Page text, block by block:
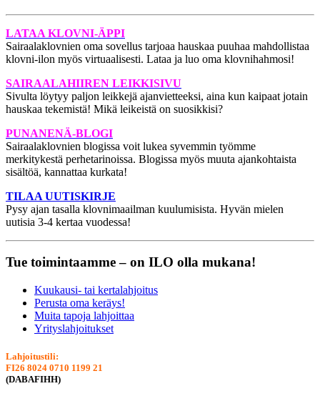
LATAA KLOVNI-ÄPPI
Sairaalaklovnien oma sovellus tarjoaa hauskaa puuhaa mahdollistaa
klovni-ilon myös virtuaalisesti. Lataa ja luo oma klovnihahmosi!
SAIRAALAHIIREN LEIKKISIVU
Sivulta löytyy paljon leikkejä ajanvietteeksi, aina kun kaipaat jotain
hauskaa tekemistä! Mikä leikeistä on suosikkisi?
PUNANENÄ-BLOGI
Sairaalaklovnien blogissa voit lukea syvemmin työmme
merkitykestä perhetarinoissa. Blogissa myös muuta ajankohtaista
sisältöä, kannattaa kurkata!
TILAA UUTISKIRJE
Pysy ajan tasalla klovnimaailman kuulumisista. Hyvän mielen
uutisia 3-4 kertaa vuodessa!
Tue toimintaamme – on ILO olla mukana!
Kuukausi- tai kertalahjoitus
Perusta oma keräys!
Muita tapoja lahjoittaa
Yrityslahjoitukset
Lahjoitustili:
FI26 8024 0710 1199 21
(DABAFIHH)